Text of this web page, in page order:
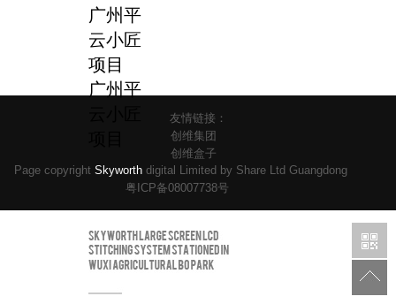
广州平
云小匠
项目
广州平
友情链接：
创维集团
创维盒子
Page copyright Skyworthdigital Limited by Share Ltd Guangdong
粤ICP备08007738号